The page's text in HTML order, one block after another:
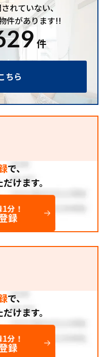
れていない、
件があります!!
件
ちら
で、
けます。
分！
録
で、
けます。
分！
録